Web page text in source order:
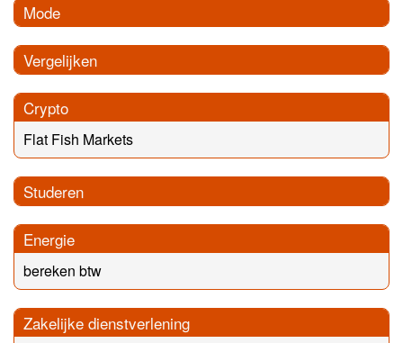
Mode
Vergelijken
Crypto
Flat Fish Markets
Studeren
Energie
bereken btw
Zakelijke dienstverlening